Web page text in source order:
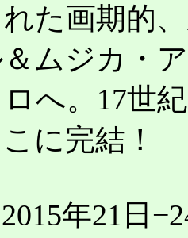
た画期的
ムジカ・
へ。17世
に完結！
年21日